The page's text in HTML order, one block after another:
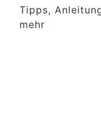
Tipps,
mehr